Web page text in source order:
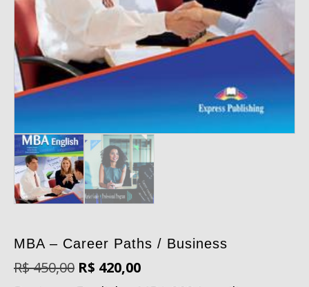
MBA – Career Paths / Business
R$450,00 O
preço
R$ 420,00O